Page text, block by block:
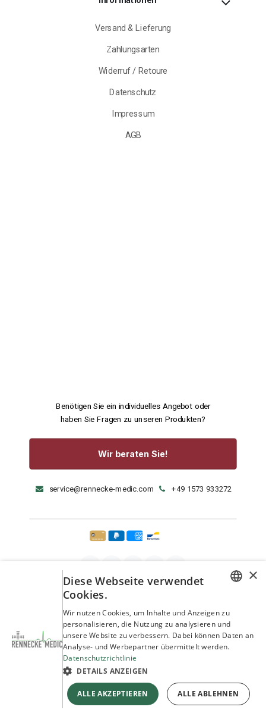
Versand & Lieferung
Zahlungsarten
Widerruf / Retoure
Datenschutz
Impressum
AGB
Benötigen Sie ein individuelles Angebot oder
haben Sie Fragen zu unseren Produkten?
Wir beraten Sie!
service@rennecke-medic.com +49 1573 933272
Copyright © Rennecke-Medic GmbH
Unterstützt durch
Open-Source-E-Commerce
ENGLISH
×
Diese Webseite verwendet
Cookies.
Wir nutzen Cookies, um Inhalte und Anzeigen zu
personalisieren, die Nutzung zu analysieren und
unsere Website zu verbessern. Dabei können Daten an
Analyse- und Werbepartner übermittelt werden.
Datenschutzrichtlinie
DETAILS ANZEIGEN
ALLE AKZEPTIEREN ALLE ABLEHNEN